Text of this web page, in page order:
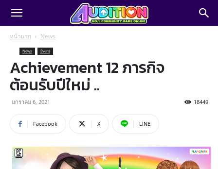
หน้าแรก News
News Event
Achievement 12 ภารกิจ
ต้อนรับปีใหม่ ..
มกราคม 6, 2021 18449
Facebook X LINE